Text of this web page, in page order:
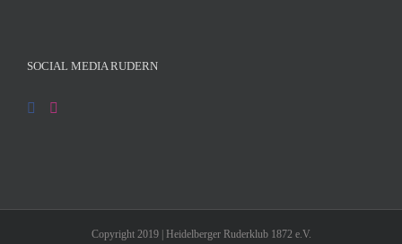
SOCIAL MEDIA RUDERN
Copyright 2019 | Heidelberger Ruderklub 1872 e.V.